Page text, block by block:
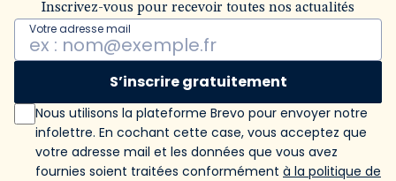
Inscrivez-vous pour recevoir toutes nos actualités
Votre adresse mail
S’inscrire gratuitement
Nous utilisons la plateforme Brevo pour envoyer notre
infolettre. En cochant cette case, vous acceptez que
votre adresse mail et les données que vous avez
fournies soient traitées conformément à la politique de